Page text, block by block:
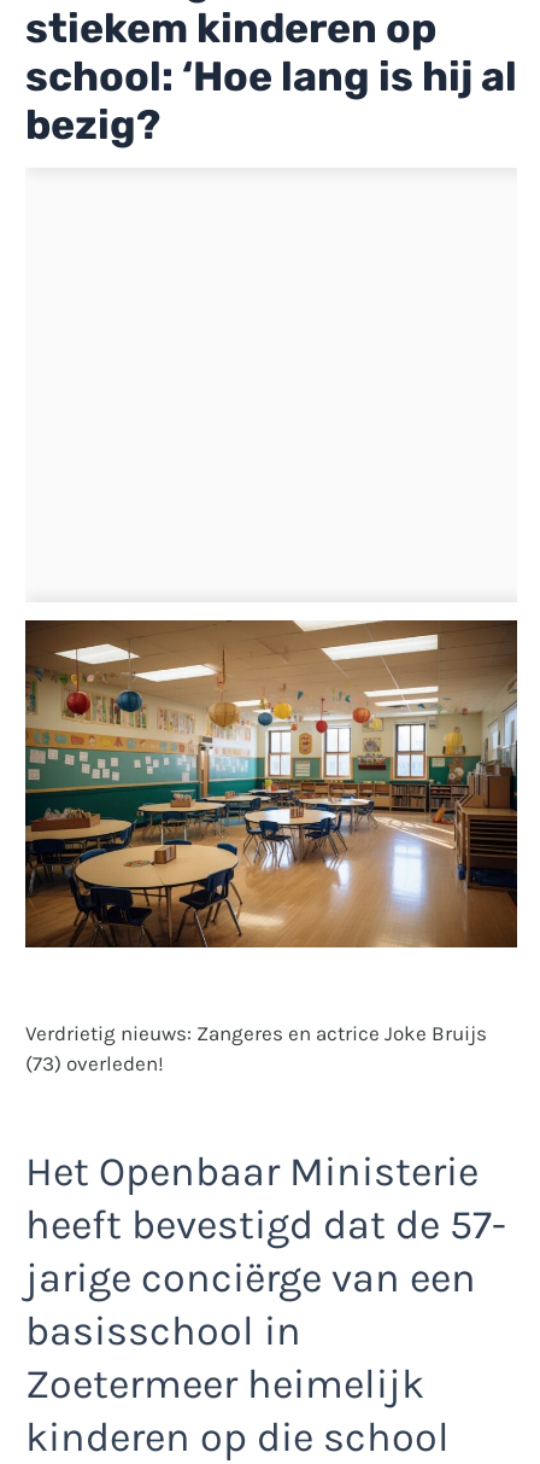
stiekem kinderen op
school: ‘Hoe lang is hij al
bezig?
Verdrietig nieuws: Zangeres en actrice Joke Bruijs
(73) overleden!
Het Openbaar Ministerie
heeft bevestigd dat de 57-
jarige conciërge van een
basisschool in
Zoetermeer heimelijk
kinderen op die school